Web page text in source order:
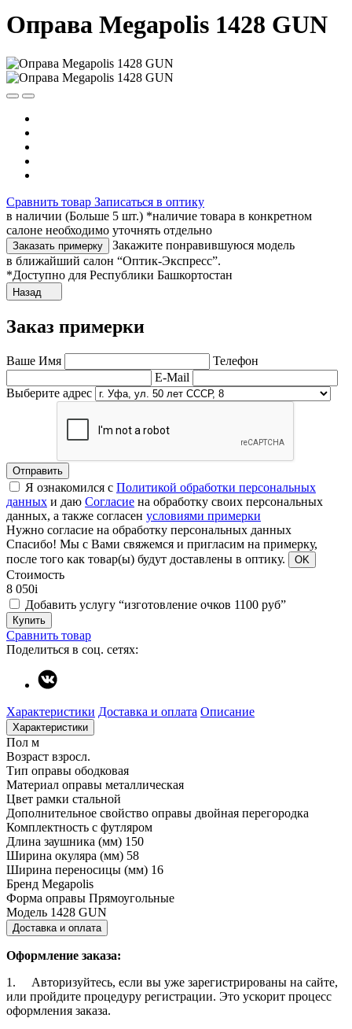
Оправа Megapolis 1428 GUN
Сравнить товар Записаться в оптику
в наличии (Больше 5 шт.) *наличие товара в конкретном
салоне необходимо уточнять отдельно
Заказать примерку
Закажите понравившуюся модель
в ближайший салон “Оптик-Экспресс”.
*Доступно для Республики Башкортостан
Назад
Заказ примерки
Ваше Имя
Телефон
E-Mail
Выберите адрес
Отправить
Я ознакомился с Политикой обработки персональных
данных и даю Согласие на обработку своих персональных
данных, а также согласен условиями примерки
Нужно согласие на обработку персональных данных
Спасибо! Мы с Вами свяжемся и пригласим на примерку,
после того как товар(ы) будут доставлены в оптику.
OK
Стоимость
8 050i
Добавить услугу “изготовление очков 1100 руб”
Купить
Сравнить товар
Поделиться в соц. сетях:
Характеристики Доставка и оплата Описание
Характеристики
Пол м
Возраст взросл.
Тип оправы ободковая
Материал оправы металлическая
Цвет рамки стальной
Дополнительное свойство оправы двойная перегородка
Комплектность с футляром
Длина заушника (мм) 150
Ширина окуляра (мм) 58
Ширина переносицы (мм) 16
Бренд Megapolis
Форма оправы Прямоугольные
Модель 1428 GUN
Доставка и оплата
Оформление заказа:
1. Авторизуйтесь, если вы уже зарегистрированы на сайте,
или пройдите процедуру регистрации. Это ускорит процесс
оформления заказа.